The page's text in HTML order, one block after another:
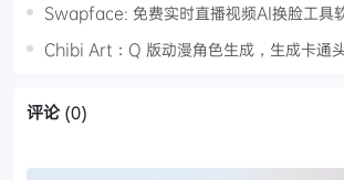
Swapface: 免费实时直播视频AI换脸工具
Chibi Art：Q 版动漫角色生成，生成卡通
评论 (0)